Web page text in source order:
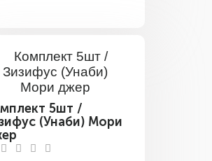
5шт /
(Унаби) Мори